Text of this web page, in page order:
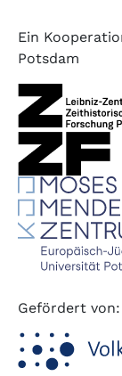
Ein
Potsdam
Gefördert von: